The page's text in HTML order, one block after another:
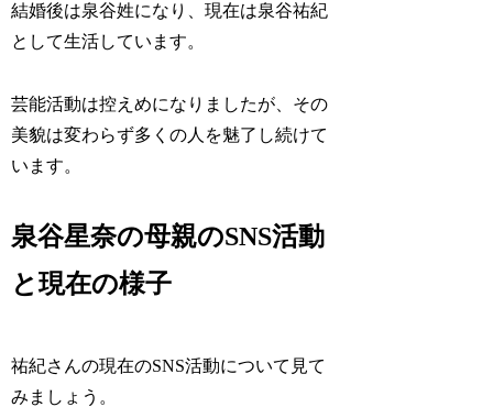
結婚後は泉谷姓になり、現在は泉谷祐紀
として生活しています。
芸能活動は控えめになりましたが、その
美貌は変わらず多くの人を魅了し続けて
います。
泉谷星奈の母親のSNS活動
と現在の様子
祐紀さんの現在のSNS活動について見て
みましょう。